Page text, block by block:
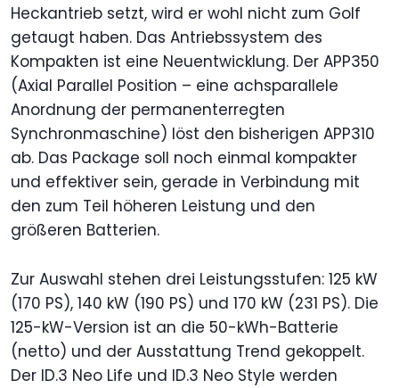
Heckantrieb setzt, wird er wohl nicht zum Golf
getaugt haben. Das Antriebssystem des
Kompakten ist eine Neuentwicklung. Der APP350
(Axial Parallel Position – eine achsparallele
Anordnung der permanenterregten
Synchronmaschine) löst den bisherigen APP310
ab. Das Package soll noch einmal kompakter
und effektiver sein, gerade in Verbindung mit
den zum Teil höheren Leistung und den
größeren Batterien.
Zur Auswahl stehen drei Leistungsstufen: 125 kW
(170 PS), 140 kW (190 PS) und 170 kW (231 PS). Die
125-kW-Version ist an die 50-kWh-Batterie
(netto) und der Ausstattung Trend gekoppelt.
Der ID.3 Neo Life und ID.3 Neo Style werden